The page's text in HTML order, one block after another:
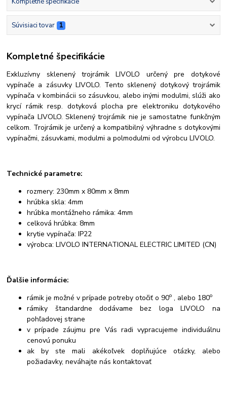
Súvisiaci tovar 1
Kompletné špecifikácie
Exkluzívny sklenený trojrámik LIVOLO určený pre dotykové
vypínače a zásuvky LIVOLO. Tento sklenený dotykový trojrámik
vypínača v kombinácii so zásuvkou, alebo inými modulmi, slúži ako
krycí rámik resp. dotyková plocha pre elektroniku dotykového
vypínača LIVOLO. Sklenený trojrámik nie je samostatne funkčným
celkom. Trojrámik je určený a kompatibilný výhradne s dotykovými
vypínačmi, zásuvkami, modulmi a polmodulmi od výrobcu LIVOLO.
Technické parametre:
rozmery: 230mm x 80mm x 8mm
hrúbka skla: 4mm
hrúbka montážneho rámika: 4mm
celková hrúbka: 8mm
krytie vypínača: IP22
výrobca: LIVOLO INTERNATIONAL ELECTRIC LIMITED (CN)
Ďalšie informácie:
rámik je možné v prípade potreby otočiť o 90o , alebo 180o
rámiky štandardne dodávame bez loga LIVOLO na
pohľadovej strane
v prípade záujmu pre Vás radi vypracujeme individuálnu
cenovú ponuku
ak by ste mali akékoľvek doplňujúce otázky, alebo
požiadavky, neváhajte nás kontaktovať